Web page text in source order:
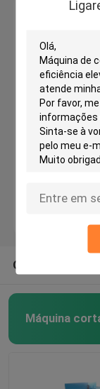
Máquina de
Máquina do
OUTRAS
Máquina